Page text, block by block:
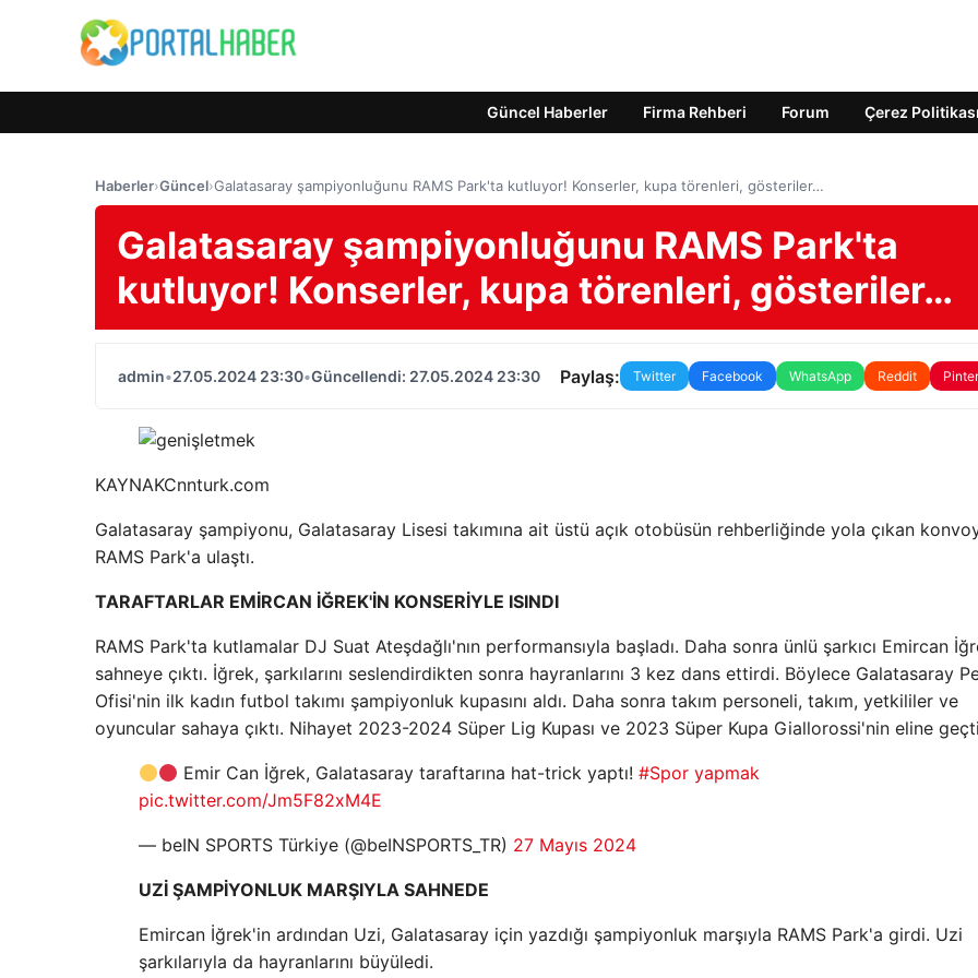
Güncel Haberler Firma Rehberi Forum Çerez Politikası
Haberler›Güncel›Galatasaray şampiyonluğunu RAMS Park'ta kutluyor! Konserler, kupa törenleri, gösteriler…
Galatasaray şampiyonluğunu RAMS Park'ta
kutluyor! Konserler, kupa törenleri, gösteriler…
admin•27.05.2024 23:30•Güncellendi: 27.05.2024 23:30 Paylaş: Twitter Facebook WhatsApp Reddit
KAYNAKCnnturk.com
Galatasaray şampiyonu, Galatasaray Lisesi takımına ait üstü açık otobüsün rehberliğinde yola çıkan
RAMS Park'a ulaştı.
TARAFTARLAR EMİRCAN İĞREK'İN KONSERİYLE ISINDI
RAMS Park'ta kutlamalar DJ Suat Ateşdağlı'nın performansıyla başladı. Daha sonra ünlü şarkıcı Emircan
sahneye çıktı. İğrek, şarkılarını seslendirdikten sonra hayranlarını 3 kez dans ettirdi. Böylece Galatasaray
Ofisi'nin ilk kadın futbol takımı şampiyonluk kupasını aldı. Daha sonra takım personeli, takım, yetkililer ve
oyuncular sahaya çıktı. Nihayet 2023-2024 Süper Lig Kupası ve 2023 Süper Kupa Giallorossi'nin eline
Emir Can İğrek, Galatasaray taraftarına hat-trick yaptı!#Spor yapmak
pic.twitter.com/Jm5F82xM4E
— beIN SPORTS Türkiye (@beINSPORTS_TR) 27 Mayıs 2024
UZİ ŞAMPİYONLUK MARŞIYLA SAHNEDE
Emircan İğrek'in ardından Uzi, Galatasaray için yazdığı şampiyonluk marşıyla RAMS Park'a girdi. Uzi
şarkılarıyla da hayranlarını büyüledi.